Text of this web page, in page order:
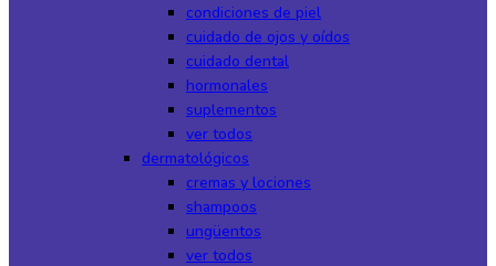
condiciones de piel
cuidado de ojos y oídos
cuidado dental
hormonales
suplementos
ver todos
dermatológicos
cremas y lociones
shampoos
ungüentos
ver todos